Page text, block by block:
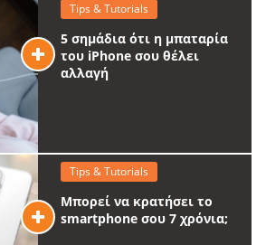
Tips & Tutorials
5 σημάδια ότι η μπαταρία
του iPhone σου θέλει
αλλαγή
Tips & Tutorials
Μπορεί να κρατήσει το
smartphone σου 7 χρόνια;